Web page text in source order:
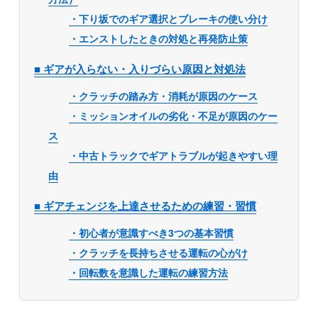
・下り坂でのギア選択とブレーキの使い分け
・エンストしたときの対処と再発防止策
■ ギアが入らない・入りづらい原因と対処法
・クラッチの踏み方・消耗が原因のケース
・ミッションオイルの劣化・不足が原因のケー
ス
・中古トラックでギアトラブルが起きやすい理
由
■ ギアチェンジを上達させるための練習・習慣
・初心者が意識すべき3つの基本習慣
・クラッチを長持ちさせる運転の心がけ
・回転数を意識した運転の練習方法